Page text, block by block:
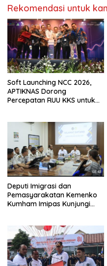
Rekomendasi untuk
Soft Launching NCC 2026,
APTIKNAS Dorong
Percepatan RUU KKS untuk
Deputi Imigrasi dan
Pemasyarakatan Kemenko
Kumham Imipas Kunjungi